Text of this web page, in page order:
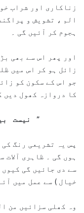
زناکاری اور شراب
الم ، تشویش و
ہجوم کر آئیں گی ۔
اور پھر اس سے بھی
زائل ہو کر اس میں
جو اس کے سکون کو
کا دروازہ کھول دیں
” نیست
پس یہ تشریعی رنگ
ہوں گی ۔ ظاہری
سے دی جائیں گی کیوں
خیال ) سے عمل میں
وہ کھلی سزائیں من